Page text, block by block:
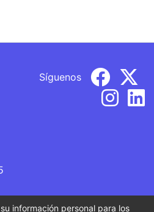
Síguenos
información personal para los